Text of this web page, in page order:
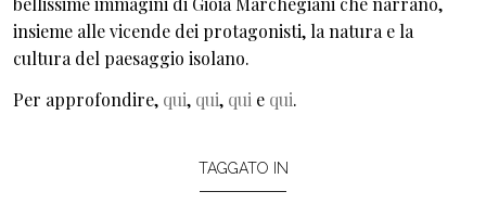
insieme alle vicende dei protagonisti, la natura e la
cultura del paesaggio isolano.
Per approfondire, qui, qui, qui e qui.
TAGGATO IN